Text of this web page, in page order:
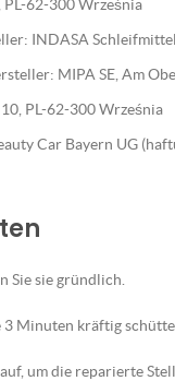
PL-62-300 Września
INDASA
MIPA SE, Am
10, PL-62-300 Września
Car Bayern UG
Sie sie gründlich.
Minuten kräftig
um die reparierte